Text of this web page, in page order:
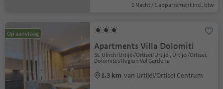
1 Nacht / 1 appartement Incl. btw
Op aanvraag
Apartments Villa Dolomiti
St. Ulrich/Urtijëi/Ortisei/Urtijëi, Urtijëi/Ortisei,
Dolomites Region Val Gardena
1.3 km van Urtijëi/Ortisei Centrum